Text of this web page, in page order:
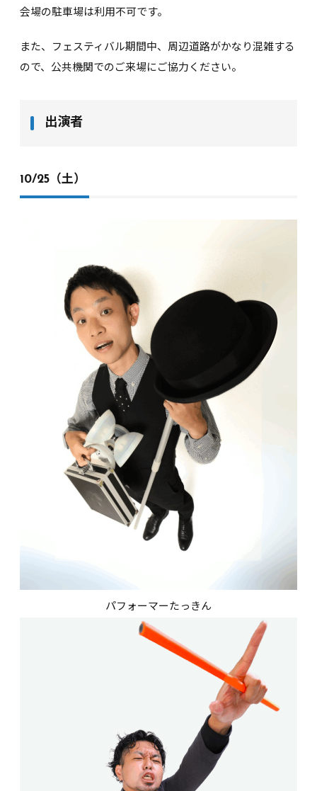
会場の駐車場は利用不可です。
また、フェスティバル期間中、周辺道路がかなり混雑する
ので、公共機関でのご来場にご協力ください。
出演者
10/25（土）
パフォーマーたっきん